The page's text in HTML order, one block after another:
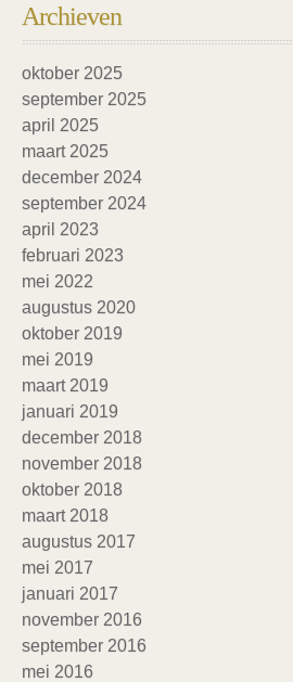
Archieven
oktober 2025
september 2025
april 2025
maart 2025
december 2024
september 2024
april 2023
februari 2023
mei 2022
augustus 2020
oktober 2019
mei 2019
maart 2019
januari 2019
december 2018
november 2018
oktober 2018
maart 2018
augustus 2017
mei 2017
januari 2017
november 2016
september 2016
mei 2016